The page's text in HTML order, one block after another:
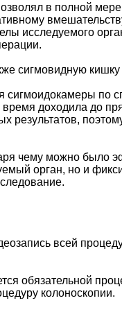
в полной
исследуемого
сигмовидную
по
доходила до
результатов,
чему можно было
орган, но и
всей
обязательной
колоноскопии.